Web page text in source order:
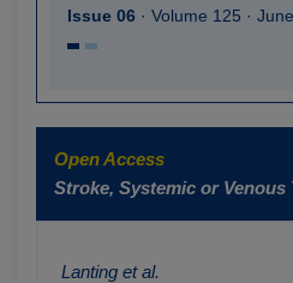
Issue 06 · Volume 125 ·
Open Access
Stroke, Systemic or
Lanting et al.